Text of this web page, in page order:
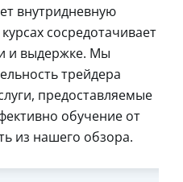
внутридневную
сосредотачивает
и выдержке. Мы
трейдера
предоставляемые
обучение от
из нашего обзора.